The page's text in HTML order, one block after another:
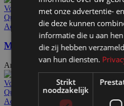
Voeg toe aan offerteaanvraag
Quick view
Add to wishlist
Mega R
Artikelnummer: 24584€78,80 Excl.
Voeg toe aan offerteaanvraag
Quick view
Add to wishlist
met onze advertentie-
die deze kunnen
informatie die u aan
die zij hebben
van hun diensten.
Strikt
noodzakelijk